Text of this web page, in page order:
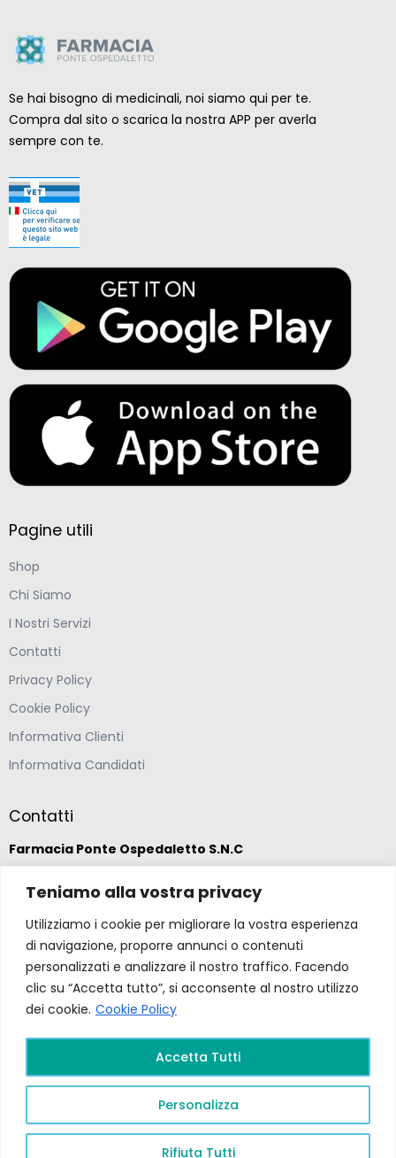
Teniamo alla vostra privacy
Utilizziamo i cookie per migliorare la vostra esperienza
di navigazione, proporre annunci o contenuti
personalizzati e analizzare il nostro traffico. Facendo
clic su “Accetta tutto”, si acconsente al nostro utilizzo
dei cookie. Cookie Policy
Personalizza
Rifiuta Tutti
Accetta Tutti
Se hai bisogno di medicinali, noi siamo qui per te.
Compra dal sito o scarica la nostra APP per averla
sempre con te.
Pagine utili
Shop
Chi Siamo
I Nostri Servizi
Contatti
Privacy Policy
Cookie Policy
Informativa Clienti
Informativa Candidati
Contatti
Farmacia Ponte Ospedaletto S.N.C
Via della Solidarietà 2,
47020 Longiano, Forlì-Cesena
(39) 0547 57265
farmacia@ponteospedaletto.it
Farmacia Ponte Ospedaletto 2026. Tutti diritti
riservati a Farmacia Ponte Ospedaletto. Sito creato
Gruppo Ingegneria.Privacy Policy –
C.F.04323760407PR FESR EMILIA ROMAGNA
2021/2027